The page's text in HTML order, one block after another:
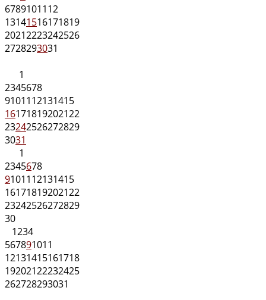
6789101112
13141516171819
20212223242526
2728293031
1
2345678
9101112131415
16171819202122
23242526272829
3031
1
2345678
9101112131415
16171819202122
23242526272829
30
1234
567891011
12131415161718
19202122232425
262728293031